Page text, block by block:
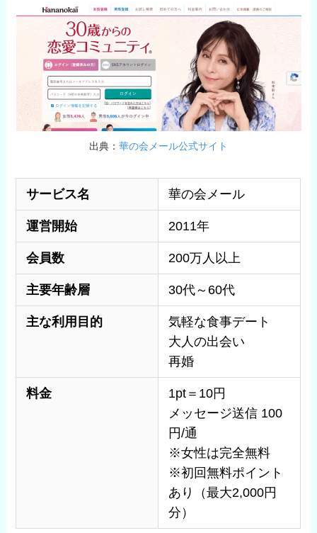
出典： 華の会メール公式サイト
サービス名 華の会メール
運営開始 2011年
会員数 200万人以上
主要年齢層 30代～60代
主な利用目的
気軽な食事デート
大人の出会い
再婚
料金
1pt＝10円
メッセージ送信 100
円/通
※女性は完全無料
※初回無料ポイント
あり（最大2,000円
分）